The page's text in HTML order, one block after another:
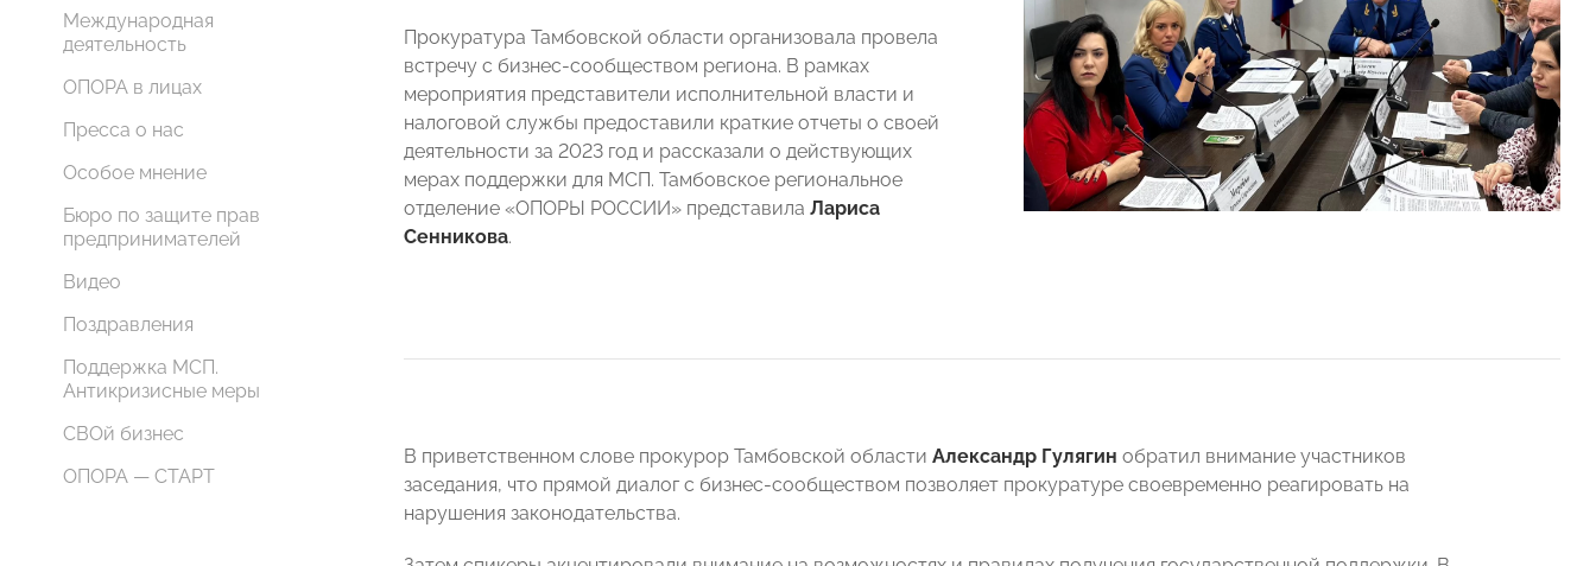
Международная
деятельность
ОПОРА в лицах
Пресса о нас
Особое мнение
Бюро по защите прав
предпринимателей
Видео
Поздравления
Поддержка МСП.
Антикризисные меры
СВОй бизнес
ОПОРА — СТАРТ
Прокуратура Тамбовской области организовала провела
встречу с бизнес-сообществом региона. В рамках
мероприятия представители исполнительной власти и
налоговой службы предоставили краткие отчеты о своей
деятельности за 2023 год и рассказали о действующих
мерах поддержки для МСП. Тамбовское региональное
отделение «ОПОРЫ РОССИИ» представила Лариса
Сенникова.
В приветственном слове прокурор Тамбовской области Александр Гулягин обратил внимание участников
заседания, что прямой диалог с бизнес-сообществом позволяет прокуратуре своевременно реагировать на
нарушения законодательства.